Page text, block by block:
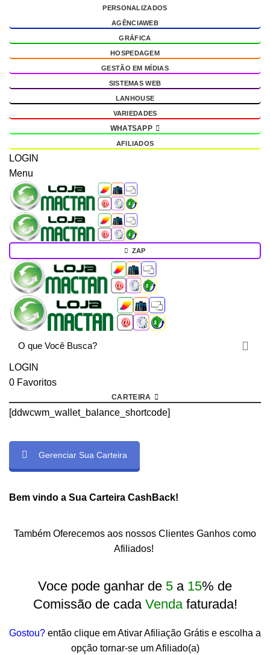
PERSONALIZADOS
AGÊNCIAWEB
GRÁFICA
HOSPEDAGEM
GESTÃO EM MÍDIAS
SISTEMAS WEB
LANHOUSE
VARIEDADES
WHATSAPP
AFILIADOS
LOGIN
Menu
ZAP
LOGIN
0 Favoritos
CARTEIRA
[ddwcwm_wallet_balance_shortcode]
Gerenciar Sua Carteira
Bem vindo a Sua Carteira CashBack!
Também Oferecemos aos nossos Clientes Ganhos como
Afiliados!
Voce pode ganhar de 5 a 15% de
Comissão de cada Vendafaturada!
Gostou? então clique em Ativar Afiliação Grátis e escolha a
opção tornar-se um Afiliado(a)